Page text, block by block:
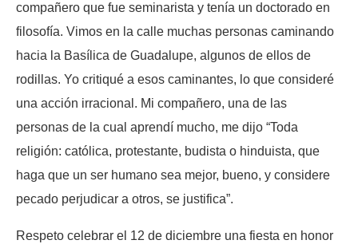
compañero que fue seminarista y tenía un doctorado en
filosofía. Vimos en la calle muchas personas caminando
hacia la Basílica de Guadalupe, algunos de ellos de
rodillas. Yo critiqué a esos caminantes, lo que consideré
una acción irracional. Mi compañero, una de las
personas de la cual aprendí mucho, me dijo “Toda
religión: católica, protestante, budista o hinduista, que
haga que un ser humano sea mejor, bueno, y considere
pecado perjudicar a otros, se justifica”.
Respeto celebrar el 12 de diciembre una fiesta en honor